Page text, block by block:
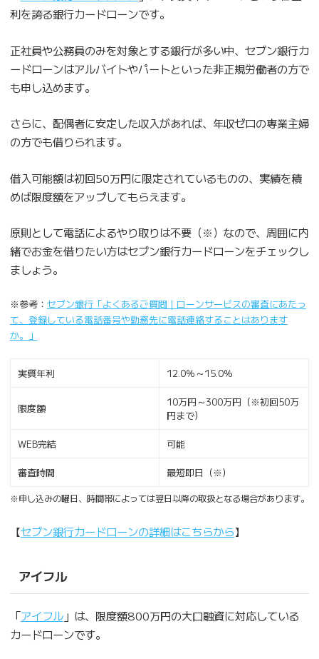
利を誇る銀行カードローンです。
正社員や公務員のみを対象とする銀行が多い中、セブン銀行カ
ードローンはアルバイトやパートといった非正規労働者の方で
も申し込めます。
さらに、配偶者に安定した収入があれば、年収ゼロの専業主婦
の方でも借りられます。
借入可能額は初回50万円に限定されているものの、実績を積
めば限度額をアップしてもらえます。
原則として電話によるやり取りは不要（※）なので、周囲に内
緒でお金を借りたい方はセブン銀行カードローンをチェックし
ましょう。
※参考： セブン銀行「よくあるご質問｜ローンサービスの審査にあたっ
て、登録している電話番号や勤務先に電話連絡することはあります
か。」
実質年利 12.0％～15.0％
限度額
10万円～300万円（※初回50万
円まで）
WEB完結 可能
審査時間 最短即日（※）
※申し込みの曜日、時間帯によっては翌日以降の取扱となる場合があります。
【セブン銀行カードローンの詳細はこちらから】
アイフル
「アイフル」は、限度額800万円の大口融資に対応している
カードローンです。